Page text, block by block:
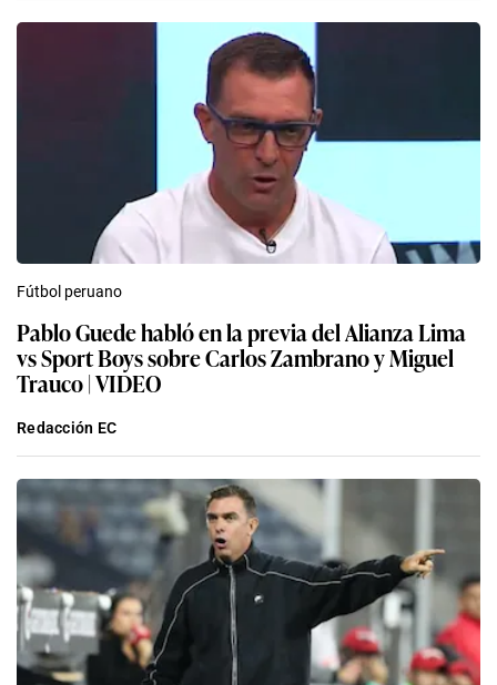
Fútbol peruano
Pablo Guede habló en la previa del Alianza Lima
vs Sport Boys sobre Carlos Zambrano y Miguel
Trauco | VIDEO
Redacción EC